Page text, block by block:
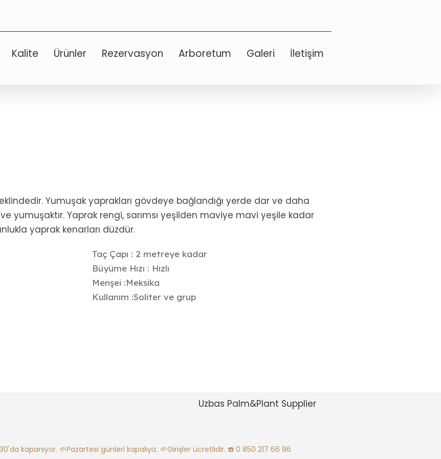
Kalite Ürünler Rezervasyon Arboretum Galeri İletişim
Yumuşak yaprakları gövdeye bağlandığı yerde dar ve daha
yumuşaktır. Yaprak rengi, sarımsı yeşilden maviye mavi yeşile kadar
yaprak kenarları düzdür.
Taç Çapı : 2 metreye kadar
Büyüme Hızı : Hızlı
Menşei :Meksika
Kullanım :Soliter ve grup
Uzbas Palm&Plant Supplier
kapanıyor. 🌱Pazartesi günleri kapalıyız. 🌱Girişler ücretlidir. ☎️ 0 850 217 66 96